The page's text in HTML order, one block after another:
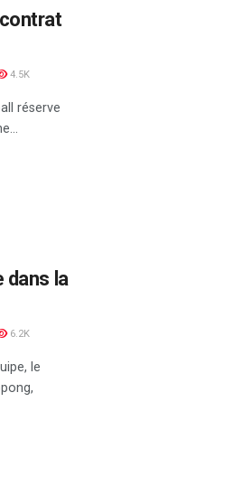
4.5K
réserve
dans la
6.2K
le